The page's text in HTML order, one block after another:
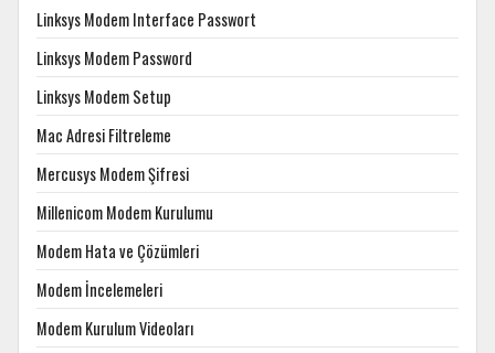
Linksys Modem Interface Passwort
Linksys Modem Password
Linksys Modem Setup
Mac Adresi Filtreleme
Mercusys Modem Şifresi
Millenicom Modem Kurulumu
Modem Hata ve Çözümleri
Modem İncelemeleri
Modem Kurulum Videoları